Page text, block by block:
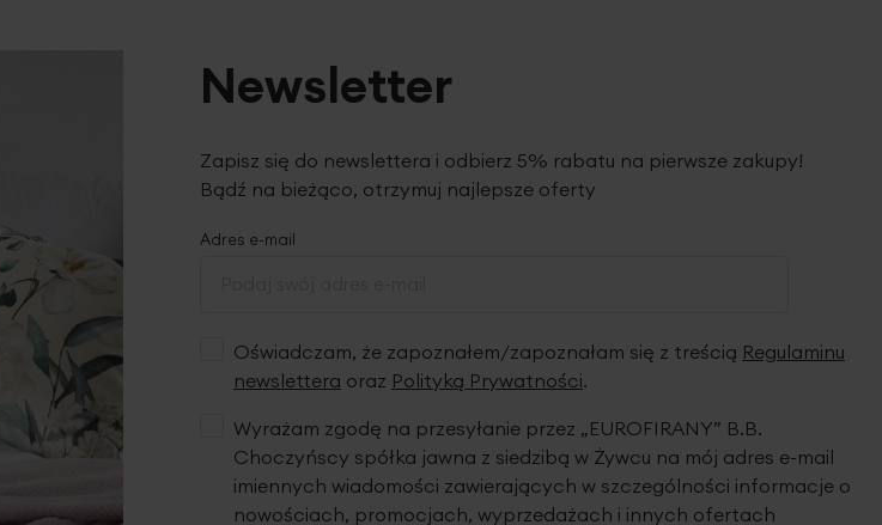
Newsletter
Zapisz się do newslettera i odbierz 5% rabatu na pierwsze zakupy!
Bądź na bieżąco, otrzymuj najlepsze oferty
Adres e-mail
Oświadczam, że zapoznałem/zapoznałam się z treścią Regulaminu
newslettera oraz Polityką Prywatności.
Wyrażam zgodę na przesyłanie przez „EUROFIRANY” B.B.
Choczyńscy spółka jawna z siedzibą w Żywcu na mój adres e-mail
imiennych wiadomości zawierających w szczególności informacje o
nowościach, promocjach, wyprzedażach i innych ofertach